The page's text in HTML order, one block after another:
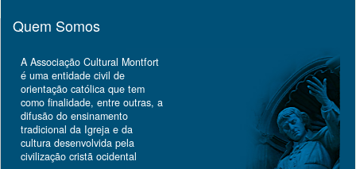
Quem Somos
A Associação Cultural Montfort
é uma entidade civil de
orientação católica que tem
como finalidade, entre outras, a
difusão do ensinamento
tradicional da Igreja e da
cultura desenvolvida pela
civilização cristã ocidental